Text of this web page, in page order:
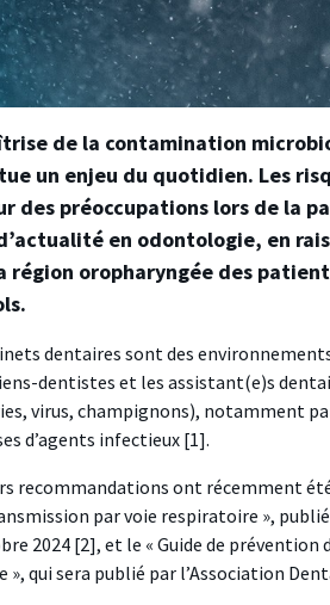
de la contamination
un enjeu du quotidien. Les
des préoccupations lors de la
en odontologie, en
région oropharyngée des
dentaires sont des
dentistes et les assistant(e)s
virus, champignons), notamment
d’agents infectieux [1].
recommandations ont récemment
par voie respiratoire »,
2024 [2], et le « Guide de prévention
», qui sera publié par l’Association